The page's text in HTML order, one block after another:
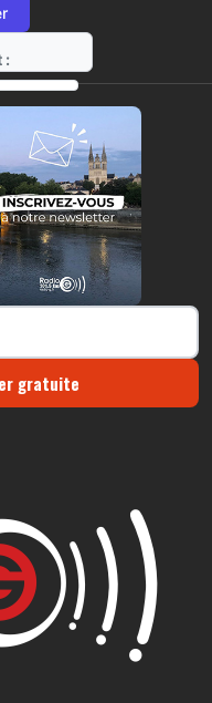
:
https://radio-g.fr?20808
gratuite